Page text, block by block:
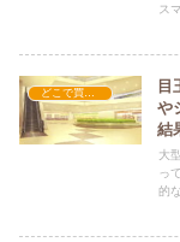
ス
目
や
結
大
っ
的